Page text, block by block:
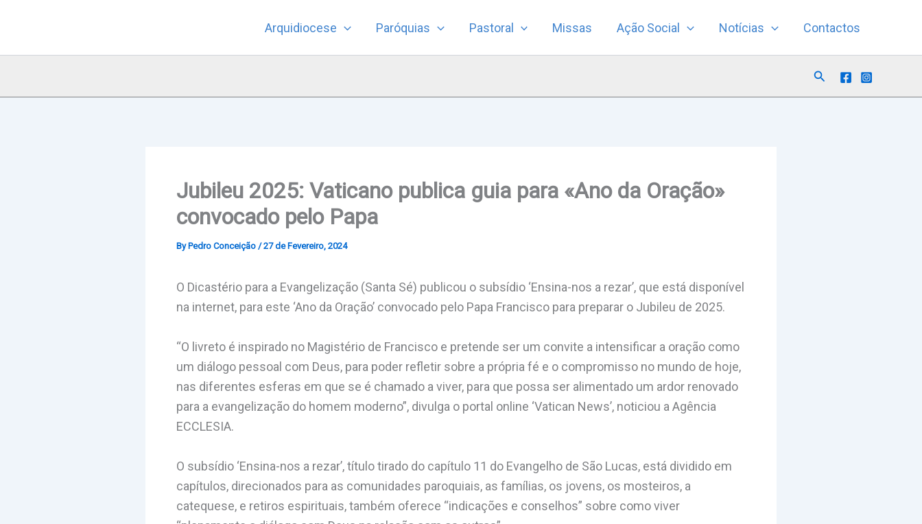
Arquidiocese Paróquias Pastoral Missas Ação Social Notícias Contactos
Search
Jubileu 2025: Vaticano publica guia para «Ano da Oração»
convocado pelo Papa
By Pedro Conceição /27 de Fevereiro, 2024
O Dicastério para a Evangelização (Santa Sé) publicou o subsídio ‘Ensina-nos a rezar’, que está disponível
na internet, para este ‘Ano da Oração’ convocado pelo Papa Francisco para preparar o Jubileu de 2025.
“O livreto é inspirado no Magistério de Francisco e pretende ser um convite a intensificar a oração como
um diálogo pessoal com Deus, para poder refletir sobre a própria fé e o compromisso no mundo de hoje,
nas diferentes esferas em que se é chamado a viver, para que possa ser alimentado um ardor renovado
para a evangelização do homem moderno”, divulga o portal online ‘Vatican News’, noticiou a Agência
ECCLESIA.
O subsídio ‘Ensina-nos a rezar’, título tirado do capítulo 11 do Evangelho de São Lucas, está dividido em
capítulos, direcionados para as comunidades paroquiais, as famílias, os jovens, os mosteiros, a
catequese, e retiros espirituais, também oferece “indicações e conselhos” sobre como viver